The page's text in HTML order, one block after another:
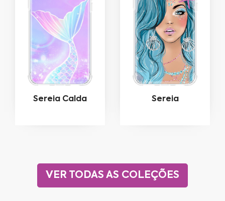
Sereia Calda Sereia
VER TODAS AS COLEÇÕES